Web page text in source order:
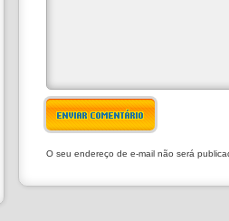
ENVIAR COMENTÁRIO
O seu endereço de e-mail não será